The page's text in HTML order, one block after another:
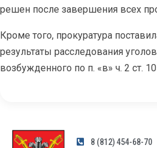
решен после завершения всех
Кроме того, прокуратура
результаты расследования
возбужденного по п. «в» ч. 2 ст.
8 (812) 454-68-70